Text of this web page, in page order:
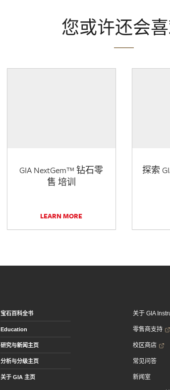
您或许还会
GIA NextGem™ 钻石零
售 培训
LEARN MORE
探索
宝石百科全书
Education
研究与新闻主页
分析与分级主页
关于 GIA 主页
关于 GIA
零售商支持
校区商店
常见问答
新闻室